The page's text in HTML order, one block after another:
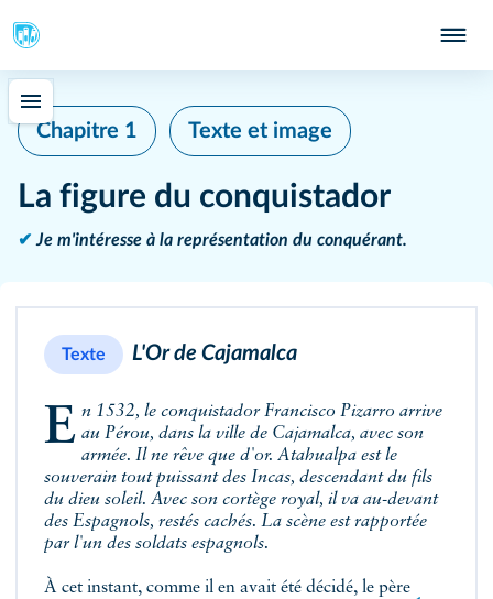
Chapitre 1 Texte et image
La figure du conquistador
✔ Je m'intéresse à la représentation du conquérant.
Texte L'Or de Cajamalca
En 1532, le conquistador Francisco Pizarro arrive au Pérou, dans la ville de Cajamalca, avec son
armée. Il ne rêve que d'or. Atahualpa est le
souverain tout puissant des Incas, descendant du fils
du dieu soleil. Avec son cortège royal, il va au-devant
des Espagnols, restés cachés. La scène est rapportée
par l'un des soldats espagnols.
À cet instant, comme il en avait été décidé, le père